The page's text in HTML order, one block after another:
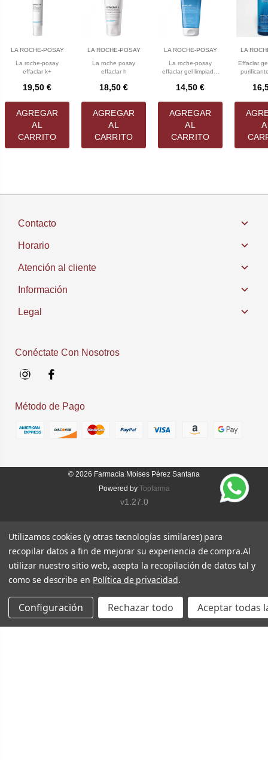
LA ROCHE-POSAY
La roche-posay
effaclar k+
19,50 €
AGREGAR
AL
CARRITO
LA ROCHE-POSAY
La roche posay
effaclar h
18,50 €
AGREGAR
AL
CARRITO
LA ROCHE-POSAY
La roche-posay
effaclar gel limpiador
14,50 €
AGREGAR
AL
CARRITO
LA
Effaclar
Contacto
Horario
Atención al cliente
Información
Legal
Conéctate Con Nosotros
InstagramFacebook
Método de Pago
© 2026 Farmacia Moises Pérez Santana
Powered by Topfarma
v1.27.0
Utilizamos cookies (y otras tecnologías similares) para
recopilar datos a fin de mejorar su experiencia de compra.Al
utilizar nuestro sitio web, acepta la recopilación de datos tal y
como se describe en Política de privacidad.
Configuración Rechazar todo Aceptar todas